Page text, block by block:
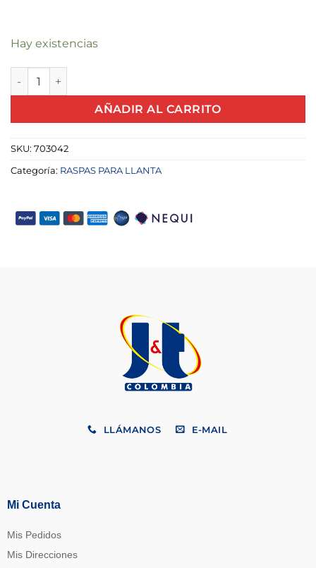
Hay existencias
RASPA DISCO 2" RCC0011 GRANO 36 X UND cantidad
AÑADIR AL CARRITO
SKU: 703042
Categoría: RASPAS PARA LLANTA
LLÁMANOS E-MAIL
Mi Cuenta
Mis Pedidos
Mis Direcciones